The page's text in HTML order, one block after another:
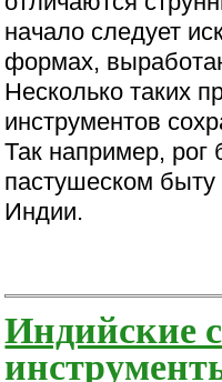
начало следует
формах,
Несколько таких
инструментов
Так например, рог
пастушеском
Индии.
Индийские